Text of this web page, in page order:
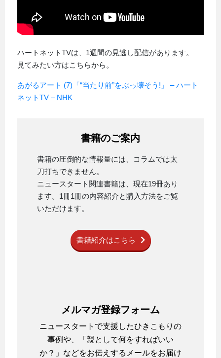
ハートネットTVは、1週間の見逃し配信があります。
見てみたい方はこちらから。
あがるアート (7)「“当たり前”をぶっ壊そう!」 – ハート
ネットTV – NHK
書籍のご案内
書籍の圧倒的な情報量には、コラムでは太
刀打ちできません。
ニュースタート関連書籍は、現在19冊あり
ます。1冊1冊の内容紹介と購入方法をご覧
いただけます。
書籍紹介はこちら
メルマガ登録フォーム
ニュースタートで支援したひきこもりの
事例や、「親として何をすればいい
か？」などをお伝えするメールをお届け